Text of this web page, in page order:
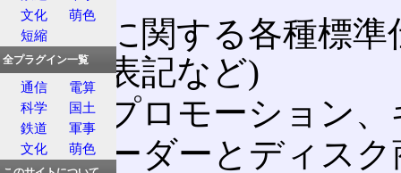
商品に関する各種標
間の表記など)
商品プロモーション
レコーダーとディス
文化
萌色
短縮
全プラグイン一覧
通信
電算
科学
国土
鉄道
軍事
文化
萌色